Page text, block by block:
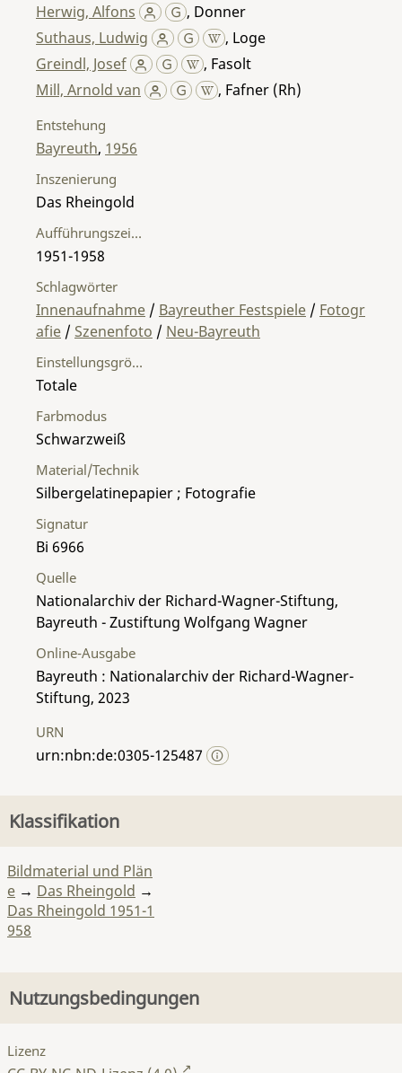
Herwig, Alfons
, Donner
Suthaus, Ludwig
, Loge
Greindl, Josef
, Fasolt
Mill, Arnold van
, Fafner (Rh)
Entstehung
Bayreuth, 1956
Material/Technik
Silbergelatinepapier ; Fotografie
Einstellungsgröße
Totale
Farbmodus
Schwarzweiß
Inszenierung
Das Rheingold
Aufführungszeitraum
1951-1958
Signatur
Bi 6966
Quelle
Nationalarchiv der Richard-Wagner-Stiftung,
Bayreuth - Zustiftung Wolfgang Wagner
Schlagwörter
Innenaufnahme / Bayreuther Festspiele / Fotogr
afie / Szenenfoto / Neu-Bayreuth
Online-Ausgabe
Bayreuth : Nationalarchiv der Richard-Wagner-
Stiftung, 2023
URN
urn:nbn:de:0305-125487
Klassifikation
Bildmaterial und Plän
e → Das Rheingold →
Das Rheingold 1951-1
958
Nutzungsbedingungen
Lizenz